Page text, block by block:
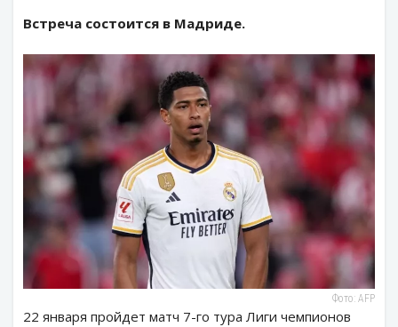
Встреча состоится в Мадриде.
Фото: AFP
22 января пройдет матч 7-го тура Лиги чемпионов